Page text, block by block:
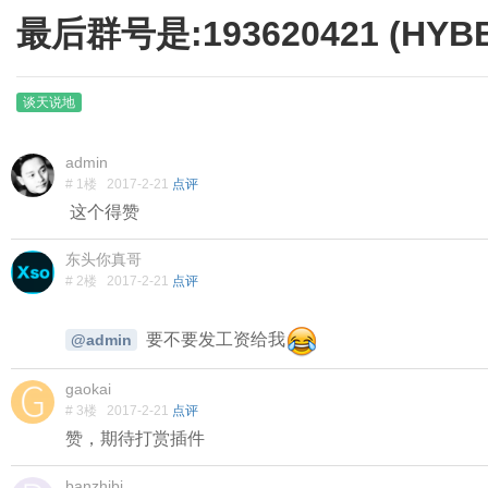
最后群号是:193620421
谈天说地
admin
# 1楼 2017-2-21 点评
这个得赞
东头你真哥
# 2楼 2017-2-21 点评
@admin 要不要发工资给我
gaokai
# 3楼 2017-2-21 点评
赞，期待打赏插件